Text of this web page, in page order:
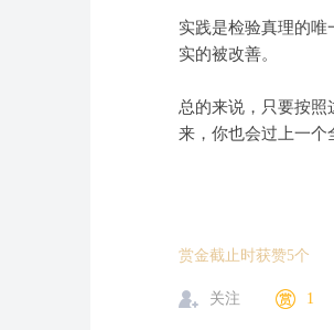
实践是检验真理的
实的被改善。
总的来说，只要按
来，你也会过上一个
赏金截止时获赞5个
关注 1